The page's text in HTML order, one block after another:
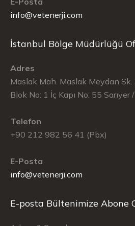
info@vetenerji.com
İstanbul Bölge Müdürlüğü
Adres
Maslak Mah. Maslak Meydan
Blok No: 1 İç Kapı No: 55 Sarıyer
Telefon
+90 212 982 56 41 (Pbx)
E-Posta
info@vetenerji.com
E-posta Bültenimize Abone